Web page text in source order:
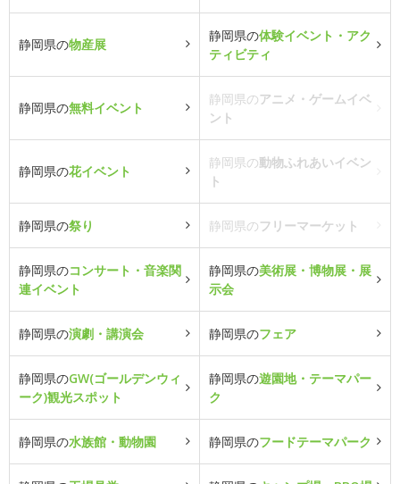
静岡県の物産展
静岡県の体験イベント・アク
ティビティ
静岡県の無料イベント
静岡県のアニメ・ゲームイベ
ント
静岡県の花イベント
静岡県の動物ふれあいイベン
ト
静岡県の祭り 静岡県のフリーマーケット
静岡県のコンサート・音楽関
連イベント
静岡県の美術展・博物展・展
示会
静岡県の演劇・講演会 静岡県のフェア
静岡県のGW(ゴールデンウィ
ーク)観光スポット
静岡県の遊園地・テーマパー
ク
静岡県の水族館・動物園 静岡県のフードテーマパーク